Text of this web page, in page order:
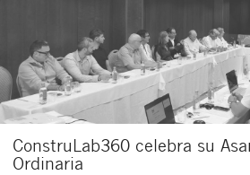
ConstruLab360 celebra su
Ordinaria